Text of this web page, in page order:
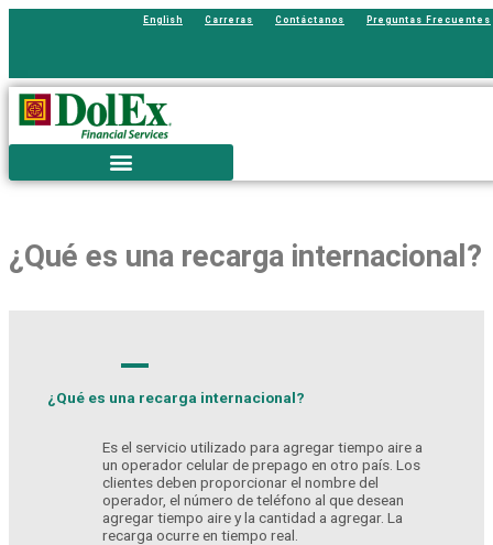
Ir
English Carreras Contáctanos Preguntas Frecuentes
¿Qué es una recarga internacional?
A
¿Qué es una recarga internacional?
Es el servicio utilizado para agregar tiempo aire a
un operador celular de prepago en otro país. Los
clientes deben proporcionar el nombre del
operador, el número de teléfono al que desean
agregar tiempo aire y la cantidad a agregar. La
recarga ocurre en tiempo real.